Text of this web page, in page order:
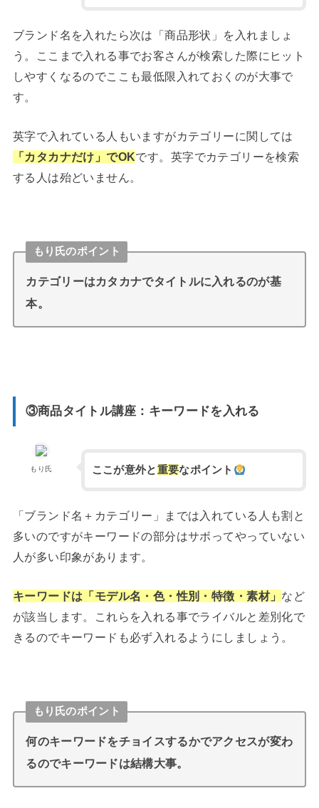
ブランド名を入れたら次は「商品形状」を入れましょ
う。ここまで入れる事でお客さんが検索した際にヒット
しやすくなるのでここも最低限入れておくのが大事で
す。
英字で入れている人もいますがカテゴリーに関しては
「カタカナだけ」でOKです。英字でカテゴリーを検索
する人は殆どいません。
もり氏のポイント
カテゴリーはカタカナでタイトルに入れるのが基
本。
③商品タイトル講座：キーワードを入れる
もり氏 ここが意外と重要なポイント
「ブランド名＋カテゴリー」までは入れている人も割と
多いのですがキーワードの部分はサボってやっていない
人が多い印象があります。
キーワードは「モデル名・色・性別・特徴・素材」 など
が該当します。これらを入れる事でライバルと差別化で
きるのでキーワードも必ず入れるようにしましょう。
もり氏のポイント
何のキーワードをチョイスするかでアクセスが変わ
るのでキーワードは結構大事。